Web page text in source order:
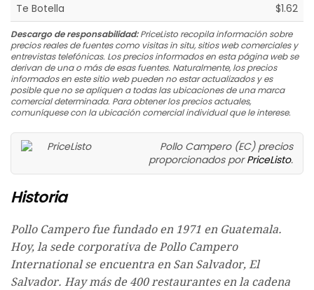
Te Botella
$1.62
Descargo de responsabilidad:PriceListo recopila información sobre
precios reales de fuentes como visitas in situ, sitios web comerciales y
entrevistas telefónicas. Los precios informados en esta página web se
derivan de una o más de esas fuentes. Naturalmente, los precios
informados en este sitio web pueden no estar actualizados y es
posible que no se apliquen a todas las ubicaciones de una marca
comercial determinada. Para obtener los precios actuales,
comuníquese con la ubicación comercial individual que le interese.
Pollo Campero (EC) precios
proporcionados porPriceListo.
Historia
Pollo Campero fue fundado en 1971 en Guatemala.
Hoy, la sede corporativa de Pollo Campero
International se encuentra en San Salvador, El
Salvador. Hay más de 400 restaurantes en la cadena